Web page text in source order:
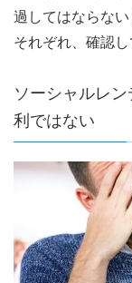
過してはならない
それぞれ、確認し
ソーシャルレ
利ではない